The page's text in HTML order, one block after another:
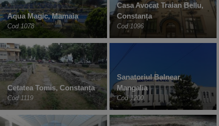
Aqua Magic, Mamaia
Cod 1078
Casa Avocat Traian Bellu,
Constanța
Cod 1096
Cetatea Tomis, Constanța
Cod 1119
Sanatoriul Balnear,
Mangalia
Cod 1200